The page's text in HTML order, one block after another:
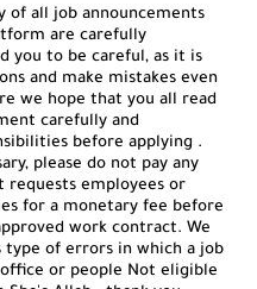
of all job announcements
are carefully
you to be careful, as it is
and make mistakes even
we hope that you all read
carefully and
before applying .
please do not pay any
requests employees or
for a monetary fee before
work contract. We
of errors in which a job
or people Not eligible